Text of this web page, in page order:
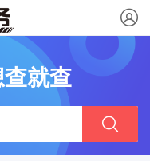
就查